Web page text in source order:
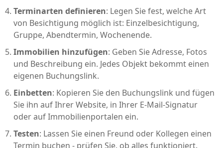
Terminarten definieren: Legen Sie fest, welche Art
von Besichtigung möglich ist: Einzelbesichtigung,
Gruppe, Abendtermin, Wochenende.
Immobilien hinzufügen: Geben Sie Adresse, Fotos
und Beschreibung ein. Jedes Objekt bekommt einen
eigenen Buchungslink.
Einbetten: Kopieren Sie den Buchungslink und fügen
Sie ihn auf Ihrer Website, in Ihrer E-Mail-Signatur
oder auf Immobilienportalen ein.
Testen: Lassen Sie einen Freund oder Kollegen einen
Termin buchen - prüfen Sie, ob alles funktioniert.